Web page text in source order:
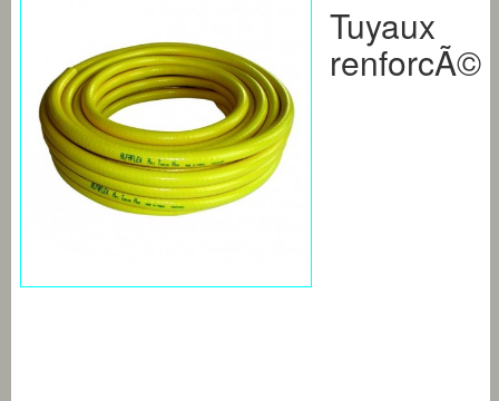
Tuyaux
renforcÃ©